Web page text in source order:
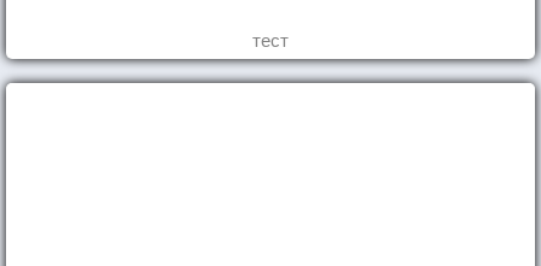
тест